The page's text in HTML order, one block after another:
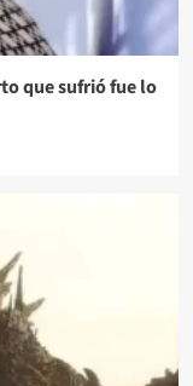
que sufrió fue lo